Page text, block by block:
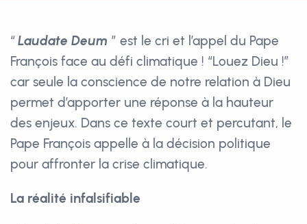
“ Laudate Deum ” est le cri et l’appel du Pape
François face au défi climatique ! “Louez Dieu !”
car seule la conscience de notre relation à Dieu
permet d’apporter une réponse à la hauteur
des enjeux. Dans ce texte court et percutant, le
Pape François appelle à la décision politique
pour affronter la crise climatique.
La réalité infalsifiable